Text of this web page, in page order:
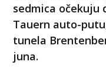
sedmica očekuju
Tauern auto-
tunela
juna.